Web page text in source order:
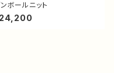
ボールニット